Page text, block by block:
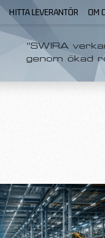
HITTA LEVERANTÖR OM
”SWIRA
genom ökad